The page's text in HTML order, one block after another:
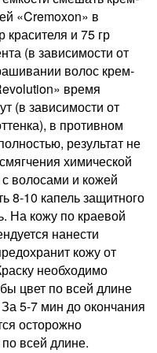
«Cremoxon» в
и 75 гр
(в зависимости от
волос крем-
время
(в зависимости от
в противном
результат не
химической
с волосами и кожей
8-10 капель защитного
На кожу по краевой
нанести
кожу от
необходимо
цвет по всей длине
5-7 мин до окончания
осторожно
всей длине.